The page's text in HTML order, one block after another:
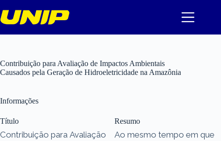
para
o
Contribuição para Avaliação de Impactos Ambientais
Causados pela Geração de Hidroeletricidade na Amazônia
Informações
Título
Contribuição para Avaliação
Resumo
Ao mesmo tempo em que